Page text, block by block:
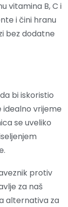
vitamina B, C i
i čini hranu
bez dodatne
bi iskoristio
vrijeme
se uveliko
protiv
za naš
alternativa za